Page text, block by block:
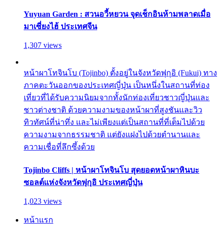
Yuyuan Garden : สวนอวี้หยวน จุดเช็กอินห้ามพลาดเมื่อ
มาเซี่ยงไฮ้ ประเทศจีน
1,307 views
หน้าผาโทจินโบ (Tojinbo) ตั้งอยู่ในจังหวัดฟุกุอิ (Fukui) ทาง
ภาคตะวันออกของประเทศญี่ปุ่น เป็นหนึ่งในสถานที่ท่อง
เที่ยวที่ได้รับความนิยมจากทั้งนักท่องเที่ยวชาวญี่ปุ่นและ
ชาวต่างชาติ ด้วยความงามของหน้าผาที่สูงชันและวิว
ทิวทัศน์ที่น่าทึ่ง และไม่เพียงแต่เป็นสถานที่ที่เต็มไปด้วย
ความงามจากธรรมชาติ แต่ยังแฝงไปด้วยตำนานและ
ความเชื่อที่ลึกซึ้งด้วย
Tojinbo Cliffs | หน้าผาโทจินโบ สุดยอดหน้าผาหินบะ
ซอลต์แห่งจังหวัดฟุกุอิ ประเทศญี่ปุ่น
1,023 views
หน้าแรก